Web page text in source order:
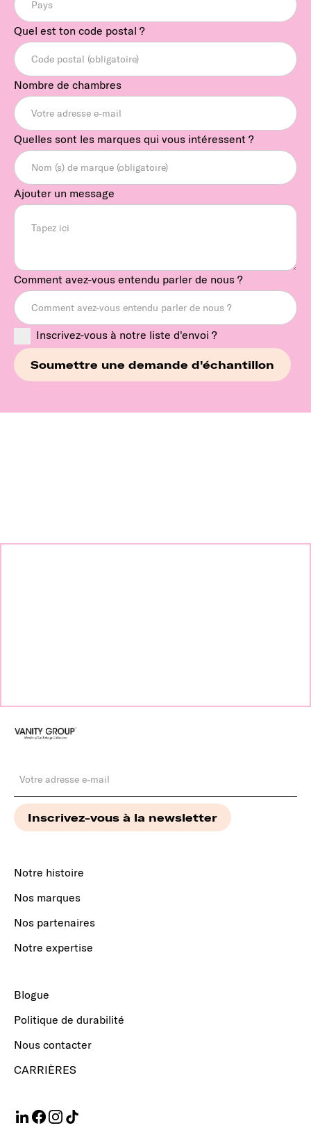
Quel est ton code postal ?
Nombre de chambres
Quelles sont les marques qui vous intéressent ?
Ajouter un message
Comment avez-vous entendu parler de nous ?
Inscrivez-vous à notre liste d'envoi ?
Notre histoire
Nos marques
Nos partenaires
Notre expertise
Blogue
Politique de durabilité
Nous contacter
CARRIÈRES